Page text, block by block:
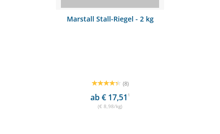
Marstall Stall-Riegel - 2 kg
(8)
ab € 17,51 1
(€ 8,98/kg)